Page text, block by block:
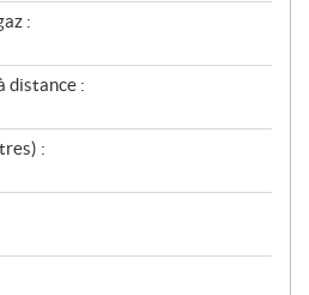
:
distance :
: